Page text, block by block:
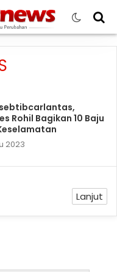
Rohil Bagikan 10 Baju
2023
Lanjut